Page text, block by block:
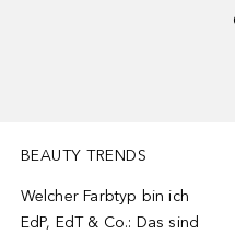
BEAUTY TRENDS
Welcher Farbtyp bin ich
EdP, EdT & Co.: Das sind